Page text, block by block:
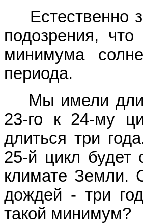
Естественно
подозрения,
минимума
периода.
Мы имели
23-го к 24-му
длиться три
25-й цикл будет
климате Земли.
дождей - три
такой минимум?